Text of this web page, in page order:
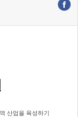
산업을 육성하기